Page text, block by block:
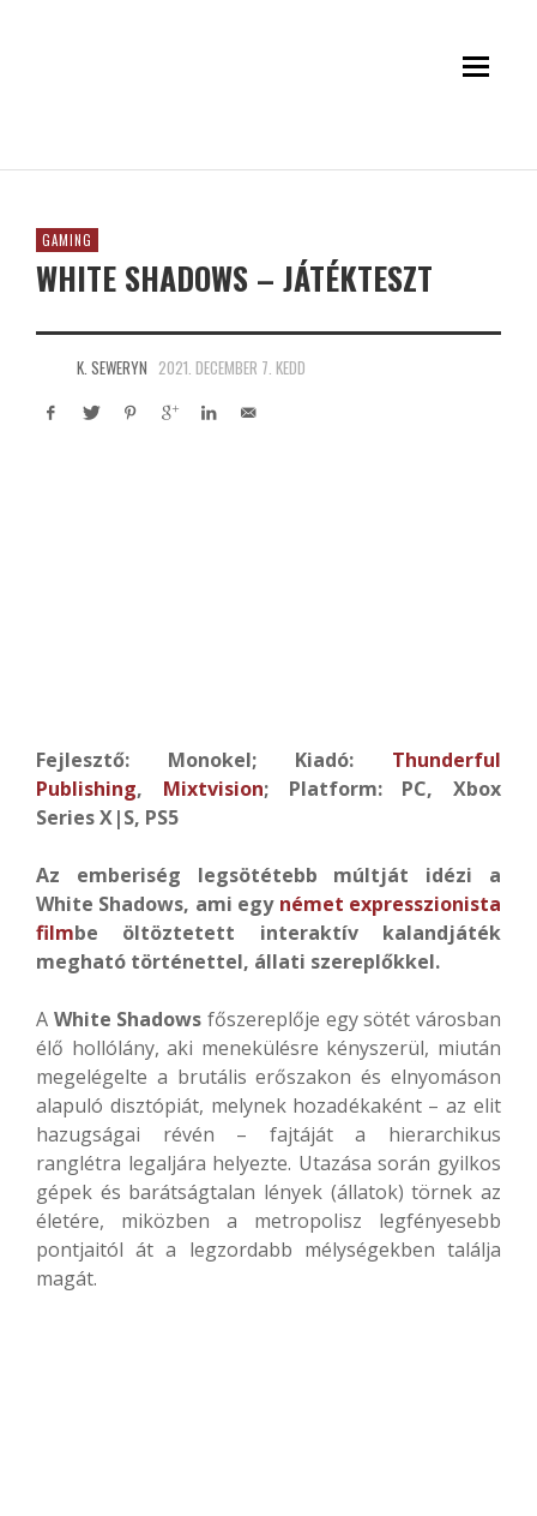
GAMING
WHITE SHADOWS – JÁTÉKTESZT
K. SEWERYN 2021. DECEMBER 7. KEDD
Fejlesztő: Monokel; Kiadó: Thunderful
Publishing, Mixtvision; Platform: PC, Xbox
Series X|S, PS5
Az emberiség legsötétebb múltját idézi a
White Shadows, ami egy német expresszionista
filmbe öltöztetett interaktív kalandjáték
megható történettel, állati szereplőkkel.
A White Shadows főszereplője egy sötét városban
élő hollólány, aki menekülésre kényszerül, miután
megelégelte a brutális erőszakon és elnyomáson
alapuló disztópiát, melynek hozadékaként – az elit
hazugságai révén – fajtáját a hierarchikus
ranglétra legaljára helyezte. Utazása során gyilkos
gépek és barátságtalan lények (állatok) törnek az
életére, miközben a metropolisz legfényesebb
pontjaitól át a legzordabb mélységekben találja
magát.